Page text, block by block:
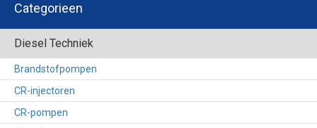
Categorieen
Diesel Techniek
Brandstofpompen
CR-injectoren
CR-pompen